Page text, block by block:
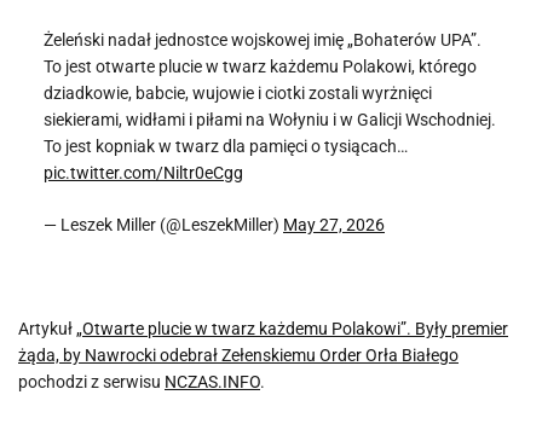
Żeleński nadał jednostce wojskowej imię „Bohaterów UPA”.
To jest otwarte plucie w twarz każdemu Polakowi, którego
dziadkowie, babcie, wujowie i ciotki zostali wyrżnięci
siekierami, widłami i piłami na Wołyniu i w Galicji Wschodniej.
To jest kopniak w twarz dla pamięci o tysiącach…
pic.twitter.com/Niltr0eCgg
— Leszek Miller (@LeszekMiller) May 27, 2026
Artykuł„Otwarte plucie w twarz każdemu Polakowi”. Były premier
żąda, by Nawrocki odebrał Zełenskiemu Order Orła Białego
pochodzi z serwisu NCZAS.INFO.